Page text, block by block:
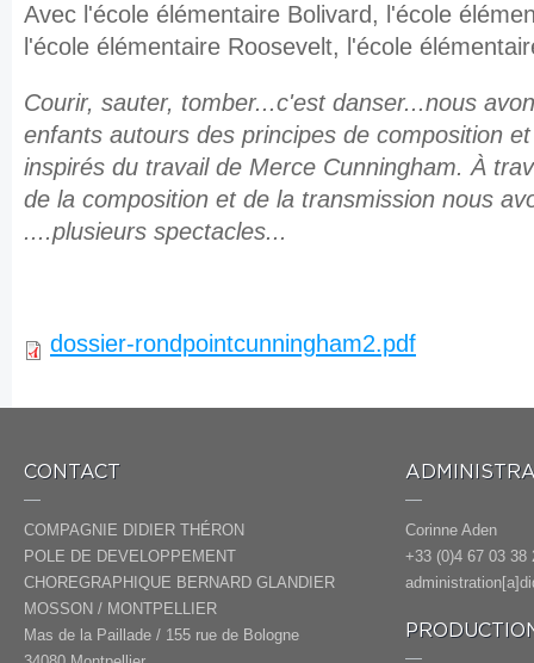
Avec l'école élémentaire Bolivard, l'école
l'école élémentaire Roosevelt, l'école
Courir, sauter, tomber...c'est danser...nous
enfants autours des principes de composition
inspirés du travail de Merce Cunningham. À
de la composition et de la transmission nous
....plusieurs spectacles...
dossier-rondpointcunningham2.pdf
CONTACT
COMPAGNIE DIDIER THÉRON
POLE DE DEVELOPPEMENT
CHOREGRAPHIQUE BERNARD GLANDIER
MOSSON / MONTPELLIER
Mas de la Paillade / 155 rue de Bologne
Corinne Aden
+33 (0)4 67 03 38